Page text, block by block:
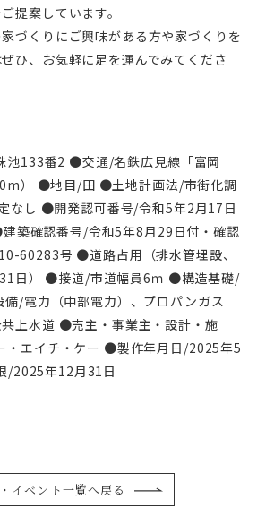
提案しています。
づくりにご興味がある方や家づくりを
ひ、お気軽に足を運んでみてくださ
池133番2 ●交通/名鉄広見線「富岡
） ●地目/田 ●土地計画法/市街化調
なし ●開発認可番号/令和5年2月17日
築確認番号/令和5年8月29日付・確認
60283号 ●道路占用（排水管埋設、
日） ●接道/市道幅員6ｍ ●構造基礎/
/電力（中部電力）、プロパンガス
共上水道 ●売主・事業主・設計・施
・エイチ・ケー ●製作年月日/2025年5
/2025年12月31日
イベント一覧へ戻る